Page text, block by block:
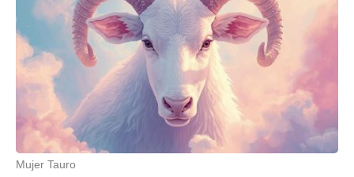
Mujer Tauro